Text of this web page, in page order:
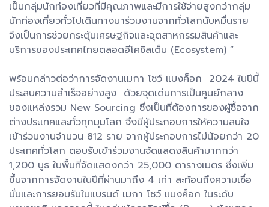
เป็นกลุ่มนักท่องเที่ยวที่มีคุณภาพและมีการใช้จ่ายสูงกว่ากลุ่ม
นักท่องเที่ยวทั่วไปเดินทางมาร่วมงานจากทั่วโลกนับหมื่นราย
จึงเป็นการช่วยกระตุ้นเศรษฐกิจและอุตสาหกรรมสินค้าและ
บริการของประเทศไทยตลอดอีโคซิสเต็ม (Ecosystem) ”
พร้อมกล่าวต่อว่าการจัดงานเมกา โชว์ แบงค็อก 2024 ในปีนี้
ประสบความสำเร็จอย่างสูง ด้วยจุดเด่นการเป็นศูนย์กลาง
ของแหล่งรวม New Sourcing ซึ่งเป็นที่ต้องการของผู้ซื้อจาก
ต่างประเทศและทั่วทุกมุมโลก จึงมีผู้ประกอบการให้ความสนใจ
เข้าร่วมงานจำนวน 812 ราย จากผู้ประกอบการไม่น้อยกว่า 20
ประเทศทั่วโลก ตอบรับเข้าร่วมงานจัดแสดงสินค้ามากกว่า
1,200 บูธ ในพื้นที่จัดแสดงกว่า 25,000 ตารางเมตร ซึ่งเพิ่ม
ขึ้นจากการจัดงานในปีที่ผ่านมาถึง 4 เท่า สะท้อนถึงความเชื่อ
มั่นและการยอมรับในแบรนด์ เมกา โชว์ แบงค็อก ในระดับ